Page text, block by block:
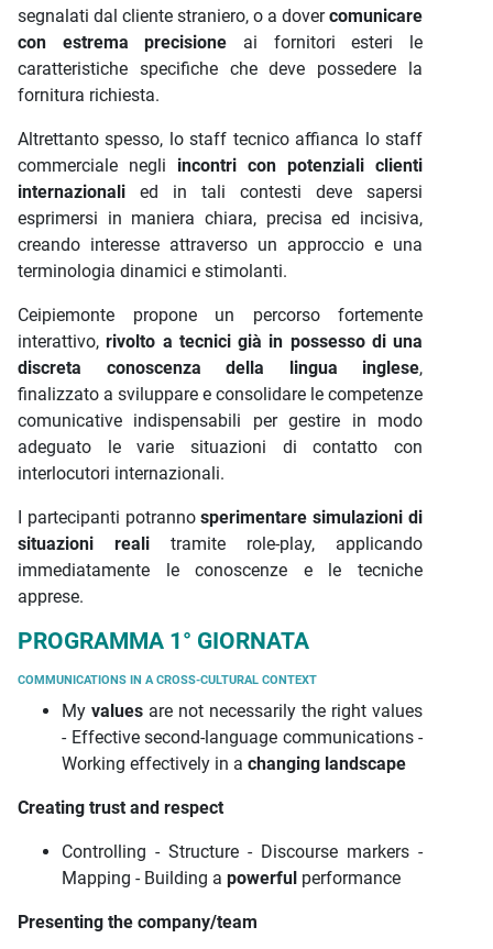
segnalati dal cliente straniero, o a dovercomunicare
con estrema precisione ai fornitori esteri le
caratteristiche specifiche che deve possedere la
fornitura richiesta.
Altrettanto spesso, lo staff tecnico affianca lo staff
commerciale negli incontri con potenziali clienti
internazionali ed in tali contesti deve sapersi
esprimersi in maniera chiara, precisa ed incisiva,
creando interesse attraverso un approccio e una
terminologia dinamici e stimolanti.
Ceipiemonte propone un percorso fortemente
interattivo,rivolto a tecnici già in possesso di una
discreta conoscenza della lingua inglese,
finalizzato a sviluppare e consolidare le competenze
comunicative indispensabili per gestire in modo
adeguato le varie situazioni di contatto con
interlocutori internazionali.
I partecipanti potrannosperimentare simulazioni di
situazioni reali tramite role-play, applicando
immediatamente le conoscenze e le tecniche
apprese.
PROGRAMMA 1° GIORNATA
COMMUNICATIONS IN A CROSS-CULTURAL CONTEXT
My values are not necessarily the right values
- Effective second-language communications -
Working effectively in a changing landscape
Creating trust and respect
Controlling - Structure - Discourse markers -
Mapping - Building a powerful performance
Presenting the company/team